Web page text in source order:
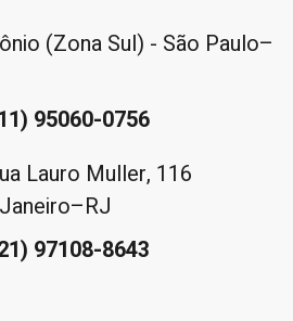
(Zona Sul) - São Paulo–
95060-0756
Lauro Muller, 116
97108-8643